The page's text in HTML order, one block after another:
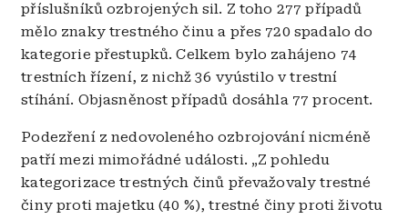
příslušníků ozbrojených sil. Z toho 277 případů
mělo znaky trestného činu a přes 720 spadalo do
kategorie přestupků. Celkem bylo zahájeno 74
trestních řízení, z nichž 36 vyústilo v trestní
stíhání. Objasněnost případů dosáhla 77 procent.
Podezření z nedovoleného ozbrojování nicméně
patří mezi mimořádné události. „Z pohledu
kategorizace trestných činů převažovaly trestné
činy proti majetku (40 %), trestné činy proti životu